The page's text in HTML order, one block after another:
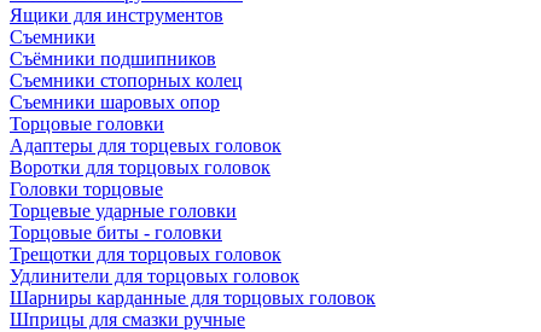
Ящики для инструментов
Съемники
Съёмники подшипников
Съемники стопорных колец
Съемники шаровых опор
Торцовые головки
Адаптеры для торцевых головок
Воротки для торцовых головок
Головки торцовые
Торцевые ударные головки
Торцовые биты - головки
Трещотки для торцовых головок
Удлинители для торцовых головок
Шарниры карданные для торцовых головок
Шприцы для смазки ручные